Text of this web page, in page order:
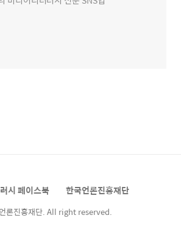
시 페이스북 한국언론진흥재단
론진흥재단. All right reserved.